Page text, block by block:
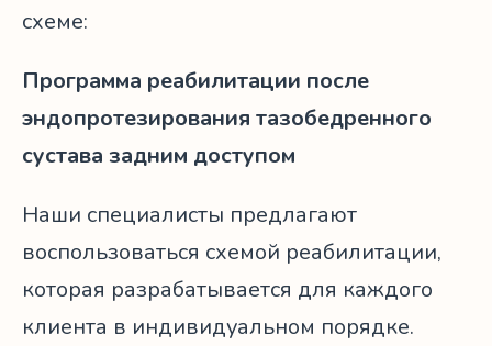
схеме:
Программа реабилитации после
эндопротезирования тазобедренного
сустава задним доступом
Наши специалисты предлагают
воспользоваться схемой реабилитации,
которая разрабатывается для каждого
клиента в индивидуальном порядке.